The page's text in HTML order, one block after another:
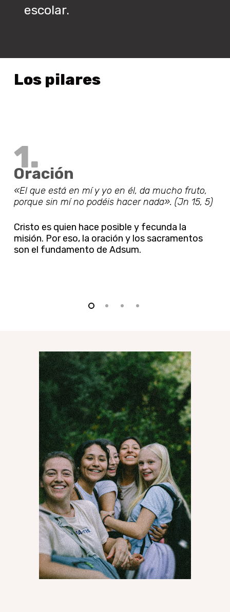
escolar.
Los pilares
1.
Oración
«El que está en mí y yo en él, da mucho fruto,
porque sin mí no podéis hacer nada». (Jn 15, 5)
Cristo es quien hace posible y fecunda la
misión. Por eso, la oración y los sacramentos
son el fundamento de Adsum.